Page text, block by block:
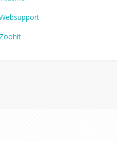
Zoohit